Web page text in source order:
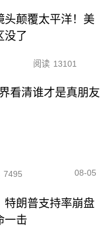
头颠覆太平洋！美
没了
阅读 13101
看清谁才是真朋友
7495 08-05
特朗普支持率崩盘
一击